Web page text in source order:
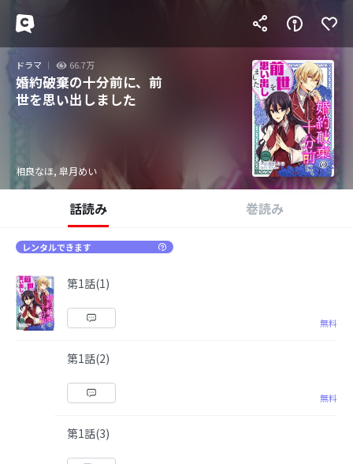
ドラマ 66.7万
婚約破棄の十分前に、前
世を思い出しました
相良なほ, 皐月めい
話読み 巻読み
レンタルできます
第1話(1)
無料
第1話(2)
無料
第1話(3)